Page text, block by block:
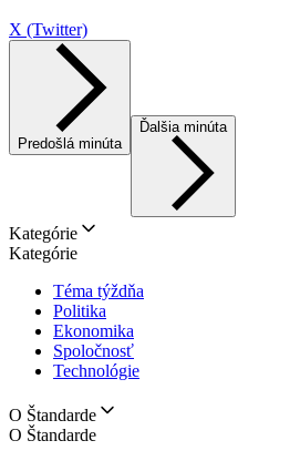
X (Twitter)
Predošlá minúta
Ďalšia minúta
Kategórie
Kategórie
Téma týždňa
Politika
Ekonomika
Spoločnosť
Technológie
O Štandarde
O Štandarde